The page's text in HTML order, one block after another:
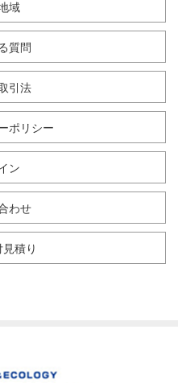
域
質問
引法
ポリシー
ン
わせ
積り